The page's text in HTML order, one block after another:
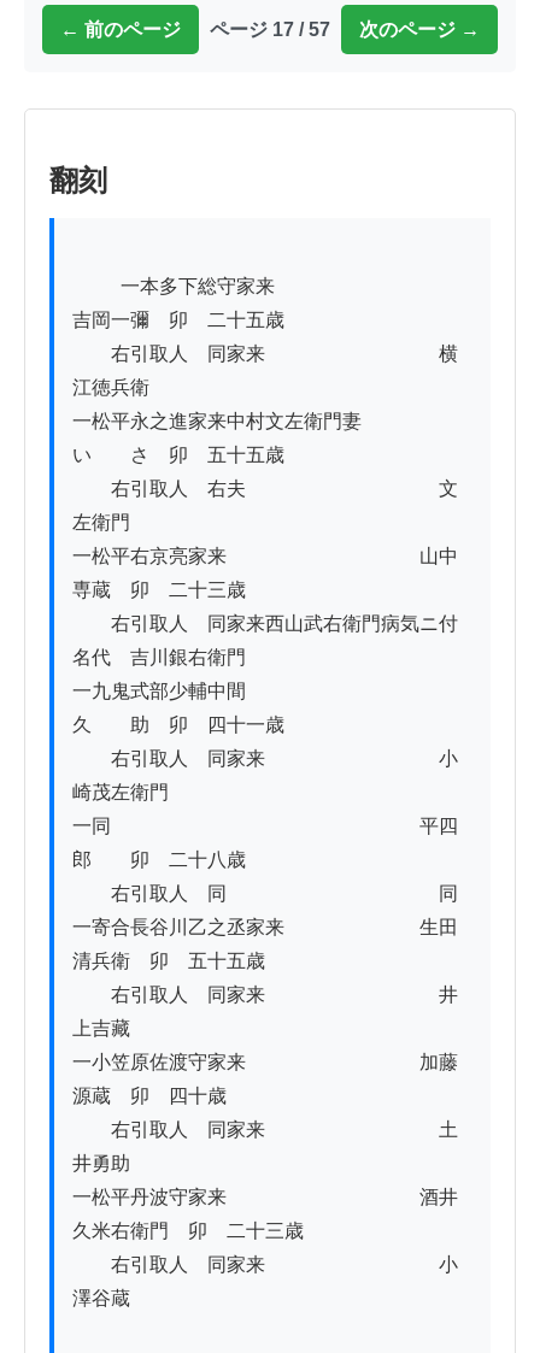
← 前のページ ページ 17 / 57 次のページ →
翻刻
吉岡一彌　卯　二十五歳
右引取人　同家来　　　　　　　　　横
江徳兵衛
一松平永之進家来中村文左衛門妻
い　　さ　卯　五十五歳
右引取人　右夫　　　　　　　　　　文
左衛門
一松平右京亮家来　　　　　　　　　　山中
専蔵　卯　二十三歳
右引取人　同家来西山武右衛門病気ニ付
名代　吉川銀右衛門
一九鬼式部少輔中間
久　　助　卯　四十一歳
右引取人　同家来　　　　　　　　　小
崎茂左衛門
一同　　　　　　　　　　　　　　　　平四
郎　　卯　二十八歳
右引取人　同　　　　　　　　　　　同
一寄合長谷川乙之丞家来　　　　　　　生田
清兵衛　卯　五十五歳
右引取人　同家来　　　　　　　　　井
上吉藏
一小笠原佐渡守家来　　　　　　　　　加藤
源蔵　卯　四十歳
右引取人　同家来　　　　　　　　　土
井勇助
一松平丹波守家来　　　　　　　　　　酒井
久米右衛門　卯　二十三歳
右引取人　同家来　　　　　　　　　小
澤谷蔵